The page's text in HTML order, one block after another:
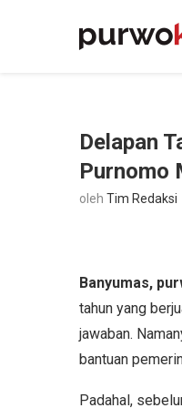
Delapan
Purnomo
oleh Tim Redaksi
Banyumas,
tahun yang
jawaban.
bantuan
Padahal,